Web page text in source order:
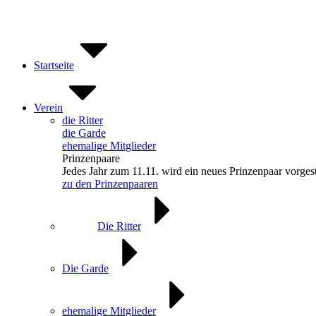
Startseite
Verein
die Ritter
die Garde
ehemalige Mitglieder
Prinzenpaare
Jedes Jahr zum 11.11. wird ein neues Prinzenpaar
zu den Prinzenpaaren
Die Ritter
Die Garde
ehemalige Mitglieder